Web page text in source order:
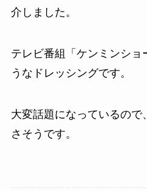
介しました。
テレビ番組「ケンミンショ
うなドレッシングです。
大変話題になっているので
さそうです。